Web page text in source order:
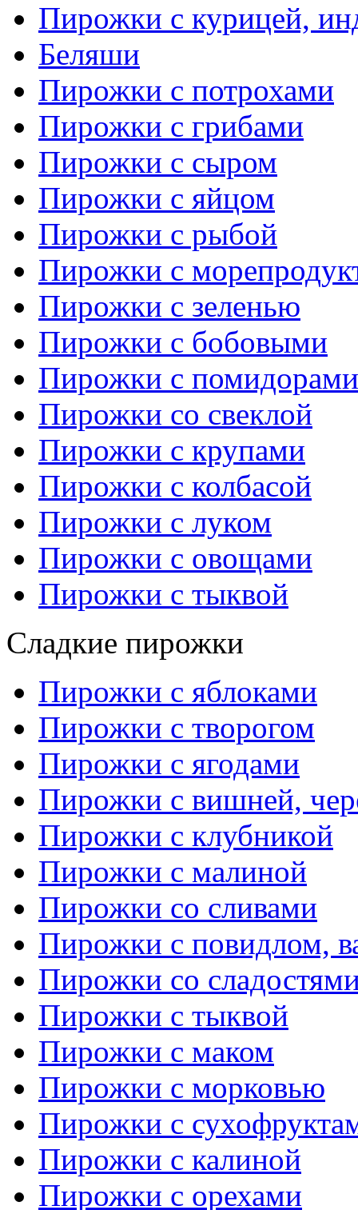
Пирожки с курицей,
Беляши
Пирожки с потрохами
Пирожки с грибами
Пирожки с сыром
Пирожки с яйцом
Пирожки с рыбой
Пирожки с
Пирожки с зеленью
Пирожки с бобовыми
Пирожки с помидорами
Пирожки со свеклой
Пирожки с крупами
Пирожки с колбасой
Пирожки с луком
Пирожки с овощами
Пирожки с тыквой
Сладкие пирожки
Пирожки с яблоками
Пирожки с творогом
Пирожки с ягодами
Пирожки с вишней,
Пирожки с клубникой
Пирожки с малиной
Пирожки со сливами
Пирожки с повидлом,
Пирожки со
Пирожки с тыквой
Пирожки с маком
Пирожки с морковью
Пирожки с
Пирожки с калиной
Пирожки с орехами